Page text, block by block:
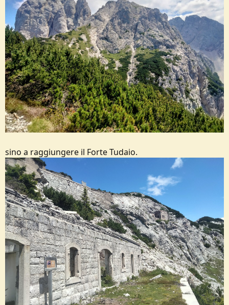
sino a raggiungere il Forte Tudaio.